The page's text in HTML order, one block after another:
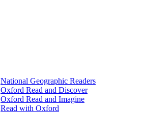
National Geographic Readers
Oxford Read and Discover
Oxford Read and Imagine
Read with Oxford